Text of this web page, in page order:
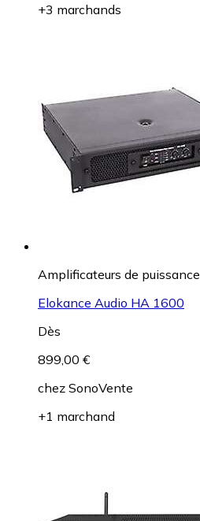
+3 marchands
Amplificateurs de puissance
Elokance Audio HA 1600
Dès
899,00 €
chez SonoVente
+1 marchand